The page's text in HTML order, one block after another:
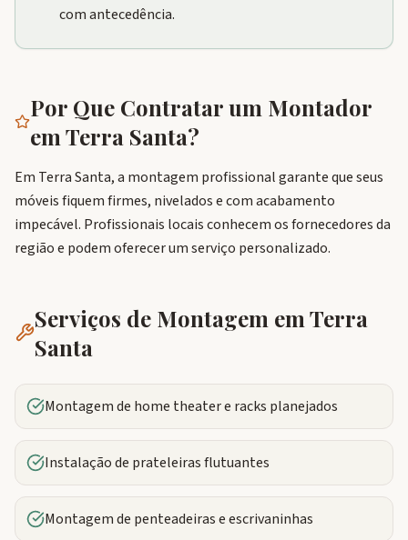
com antecedência.
Por Que Contratar um Montador
em Terra Santa?
Em Terra Santa, a montagem profissional garante que seus
móveis fiquem firmes, nivelados e com acabamento
impecável. Profissionais locais conhecem os fornecedores da
região e podem oferecer um serviço personalizado.
Serviços de Montagem em Terra
Santa
Montagem de home theater e racks planejados
Instalação de prateleiras flutuantes
Montagem de penteadeiras e escrivaninhas